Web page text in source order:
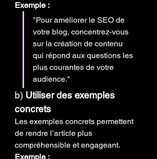
Exemple :
"Pour améliorer le SEO de
votre blog, concentrez-vous
sur la création de contenu
qui répond aux questions les
plus courantes de votre
audience."
b) Utiliser des exemples
concrets
Les exemples concrets permettent
de rendre l’article plus
compréhensible et engageant.
Exemple :